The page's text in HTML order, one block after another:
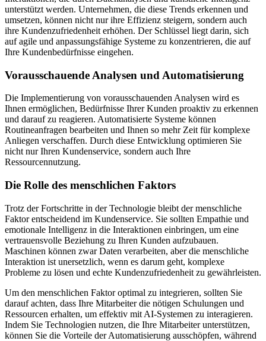
unterstützt werden. Unternehmen, die diese Trends erkennen und
umsetzen, können nicht nur ihre Effizienz steigern, sondern auch
ihre Kundenzufriedenheit erhöhen. Der Schlüssel liegt darin, sich
auf agile und anpassungsfähige Systeme zu konzentrieren, die auf
Ihre Kundenbedürfnisse eingehen.
Vorausschauende Analysen und Automatisierung
Die Implementierung von vorausschauenden Analysen wird es
Ihnen ermöglichen, Bedürfnisse Ihrer Kunden proaktiv zu erkennen
und darauf zu reagieren. Automatisierte Systeme können
Routineanfragen bearbeiten und Ihnen so mehr Zeit für komplexe
Anliegen verschaffen. Durch diese Entwicklung optimieren Sie
nicht nur Ihren Kundenservice, sondern auch Ihre
Ressourcennutzung.
Die Rolle des menschlichen Faktors
Trotz der Fortschritte in der Technologie bleibt der menschliche
Faktor entscheidend im Kundenservice. Sie sollten Empathie und
emotionale Intelligenz in die Interaktionen einbringen, um eine
vertrauensvolle Beziehung zu Ihren Kunden aufzubauen.
Maschinen können zwar Daten verarbeiten, aber die menschliche
Interaktion ist unersetzlich, wenn es darum geht, komplexe
Probleme zu lösen und echte Kundenzufriedenheit zu gewährleisten.
Um den menschlichen Faktor optimal zu integrieren, sollten Sie
darauf achten, dass Ihre Mitarbeiter die nötigen Schulungen und
Ressourcen erhalten, um effektiv mit AI-Systemen zu interagieren.
Indem Sie Technologien nutzen, die Ihre Mitarbeiter unterstützen,
können Sie die Vorteile der Automatisierung ausschöpfen, während